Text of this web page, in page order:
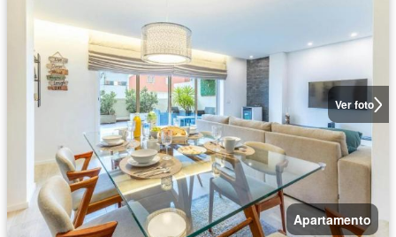
Ver foto
Apartamento